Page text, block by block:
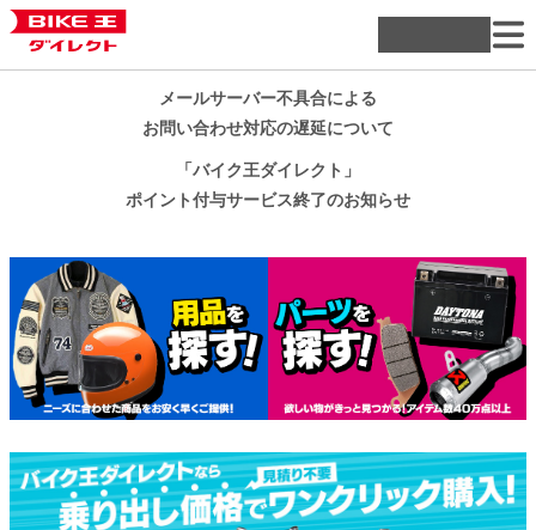
メールサーバー不具合による
お問い合わせ対応の遅延について
「バイク王ダイレクト」
ポイント付与サービス終了のお知らせ